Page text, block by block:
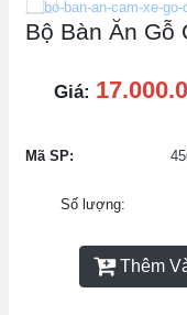
Bộ Bàn Ăn Gỗ
Giá:
Mã SP:
Số lượng:
Thêm